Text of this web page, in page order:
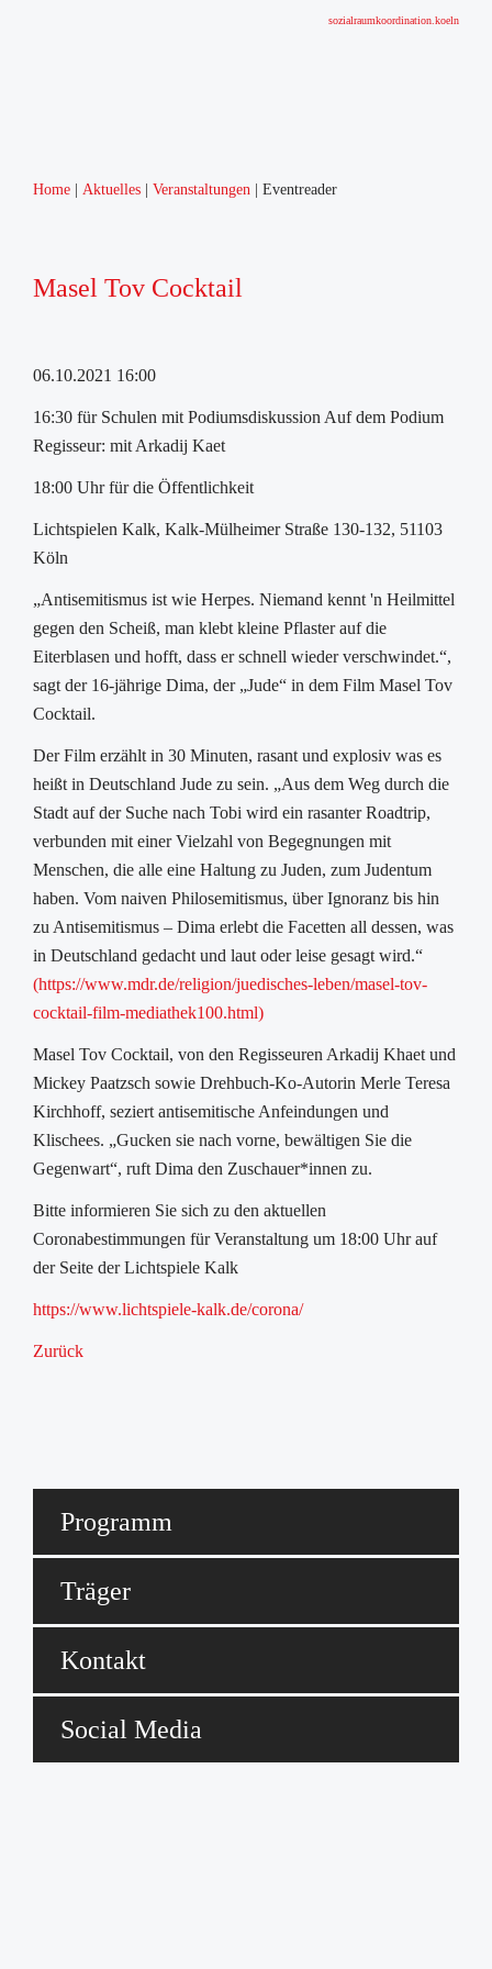
sozialraumkoordination.koeln
Home Aktuelles Veranstaltungen Eventreader
Masel Tov Cocktail
06.10.2021 16:00
16:30 für Schulen mit Podiumsdiskussion Auf dem Podium
Regisseur: mit Arkadij Kaet
18:00 Uhr für die Öffentlichkeit
Lichtspielen Kalk, Kalk-Mülheimer Straße 130-132, 51103
Köln
„Antisemitismus ist wie Herpes. Niemand kennt 'n Heilmittel
gegen den Scheiß, man klebt kleine Pflaster auf die
Eiterblasen und hofft, dass er schnell wieder verschwindet.“,
sagt der 16-jährige Dima, der „Jude“ in dem Film Masel Tov
Cocktail.
Der Film erzählt in 30 Minuten, rasant und explosiv was es
heißt in Deutschland Jude zu sein. „Aus dem Weg durch die
Stadt auf der Suche nach Tobi wird ein rasanter Roadtrip,
verbunden mit einer Vielzahl von Begegnungen mit
Menschen, die alle eine Haltung zu Juden, zum Judentum
haben. Vom naiven Philosemitismus, über Ignoranz bis hin
zu Antisemitismus – Dima erlebt die Facetten all dessen, was
in Deutschland gedacht und laut oder leise gesagt wird.“
(https://www.mdr.de/religion/juedisches-leben/masel-tov-
cocktail-film-mediathek100.html)
Masel Tov Cocktail, von den Regisseuren Arkadij Khaet und
Mickey Paatzsch sowie Drehbuch-Ko-Autorin Merle Teresa
Kirchhoff, seziert antisemitische Anfeindungen und
Klischees. „Gucken sie nach vorne, bewältigen Sie die
Gegenwart“, ruft Dima den Zuschauer*innen zu.
Bitte informieren Sie sich zu den aktuellen
Coronabestimmungen für Veranstaltung um 18:00 Uhr auf
der Seite der Lichtspiele Kalk
https://www.lichtspiele-kalk.de/corona/
Zurück
Programm
Träger
Kontakt
Social Media